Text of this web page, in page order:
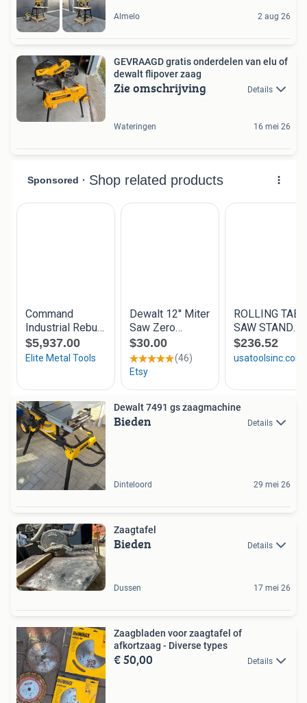
Almelo 2 aug 26
GEVRAAGD gratis onderdelen van elu of
dewalt flipover zaag
Zie omschrijving Details
Wateringen 16 mei 26
Dewalt 7491 gs zaagmachine
Bieden Details
Dinteloord 29 mei 26
Zaagtafel
Bieden Details
Dussen 17 mei 26
Zaagbladen voor zaagtafel of
afkortzaag - Diverse types
€ 50,00 Details